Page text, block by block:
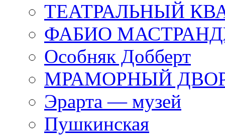
ТЕАТРАЛЬНЫЙ
ФАБИО
Особняк Добберт
МРАМОРНЫЙ
Эрарта — музей
Пушкинская